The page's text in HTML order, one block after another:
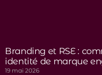
Branding et RSE :
identité de marque
19 mai 2026